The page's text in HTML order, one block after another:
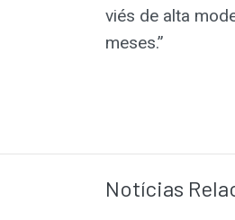
viés de alta
meses.”
Notícias